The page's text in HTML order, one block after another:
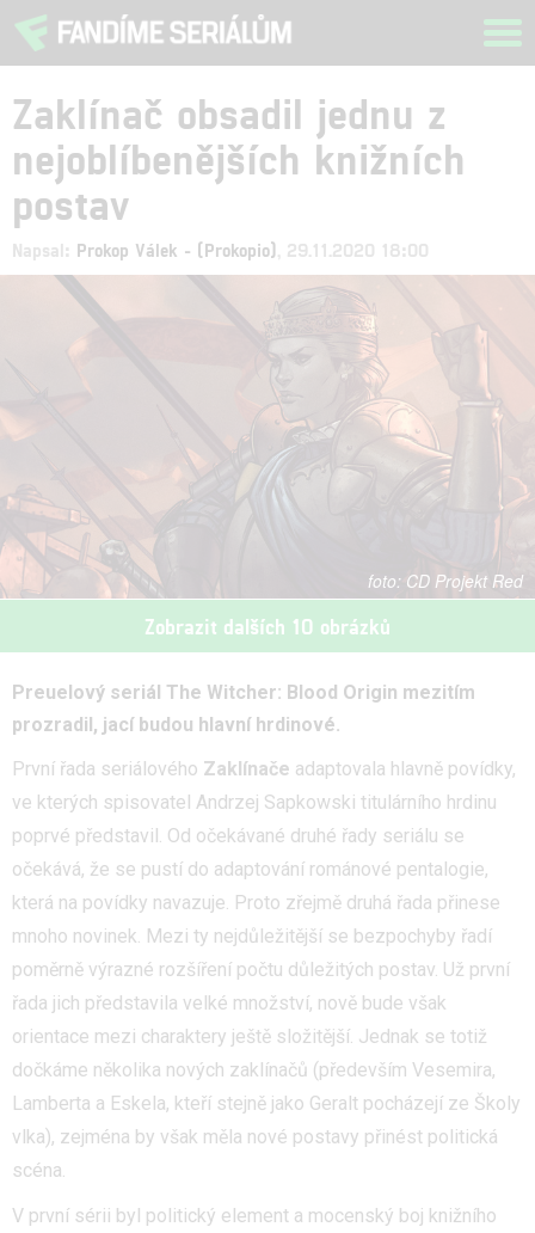
Zaklínač obsadil jednu z
nejoblíbenějších knižních
postav
Napsal: Prokop Válek - (Prokopio) , 29.11.2020 18:00
CD Projekt Red
Zobrazit dalších 10 obrázků
Preuelový seriál The Witcher: Blood Origin mezitím
prozradil, jací budou hlavní hrdinové.
První řada seriálového Zaklínače adaptovala hlavně povídky,
ve kterých spisovatel Andrzej Sapkowski titulárního hrdinu
poprvé představil. Od očekávané druhé řady seriálu se
očekává, že se pustí do adaptování románové pentalogie,
která na povídky navazuje. Proto zřejmě druhá řada přinese
mnoho novinek. Mezi ty nejdůležitější se bezpochyby řadí
poměrně výrazné rozšíření počtu důležitých postav. Už první
řada jich představila velké množství, nově bude však
orientace mezi charaktery ještě složitější. Jednak se totiž
dočkáme několika nových zaklínačů (především Vesemira,
Lamberta a Eskela, kteří stejně jako Geralt pocházejí ze Školy
vlka), zejména by však měla nové postavy přinést politická
scéna.
V první sérii byl politický element a mocenský boj knižního